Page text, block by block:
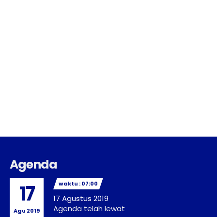
Agenda
17
Agu 2019
waktu : 07:00
17 Agustus 2019
Agenda telah lewat